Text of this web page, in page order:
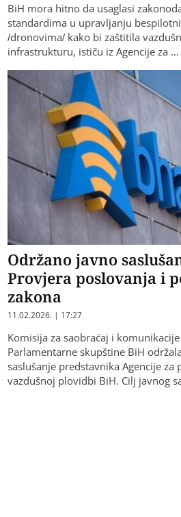
BiH mora hitno da usaglasi
standardima u upravljanju
/dronovima/ kako bi zaštitila
infrastrukturu, ističu iz Agencije za …
Održano javno
Provjera poslovanja i
zakona
11.02.2026. | 17:27
Komisija za saobraćaj i
Parlamentarne skupštine BiH
saslušanje predstavnika Agencije za
vazdušnoj plovidbi BiH. Cilj javnog